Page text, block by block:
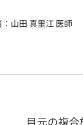
山田 真里江 医師
目元の複